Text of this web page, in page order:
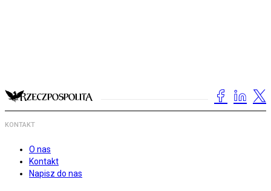
KONTAKT
O nas
Kontakt
Napisz do nas